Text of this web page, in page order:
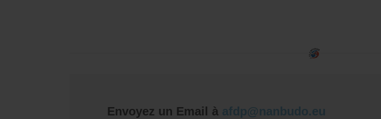
Envoyez un Email à afdp@nanbudo.eu